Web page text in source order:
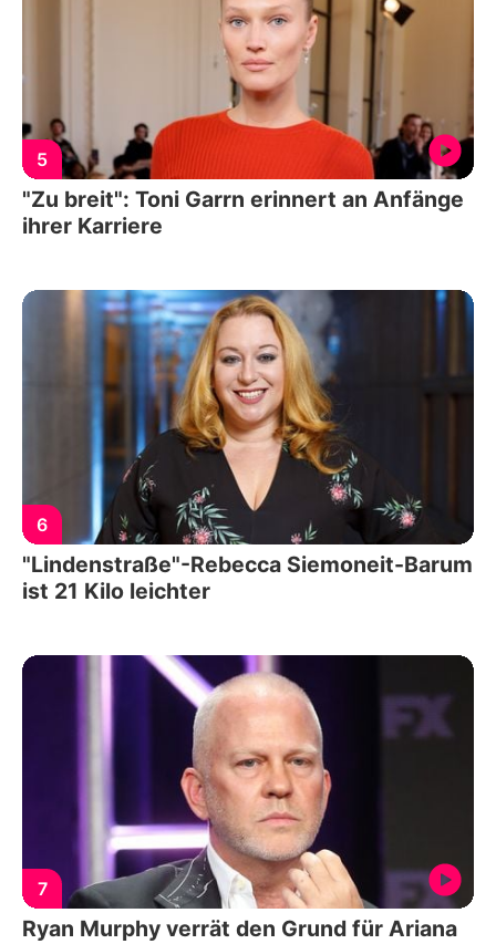
5
"Zu breit": Toni Garrn erinnert an Anfänge
ihrer Karriere
6
"Lindenstraße"-Rebecca Siemoneit-Barum
ist 21 Kilo leichter
7
Ryan Murphy verrät den Grund für Ariana